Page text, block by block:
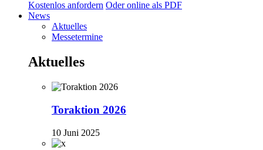
Kostenlos anfordern Oder online als PDF
News
Aktuelles
Messetermine
Aktuelles
Toraktion 2026
10 Juni 2025